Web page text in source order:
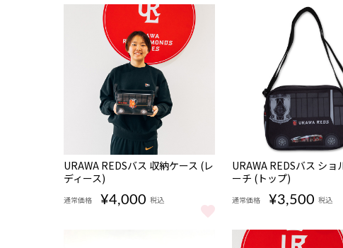
URAWA REDSバス 収納ケース (レ
ディース)
通常価格 ¥4,000 税込
URAWA REDSバス 収納ケース (レディース) をもっと見る
URAWA REDSバス ショ
ーチ (トップ)
通常価格 ¥3,500 税込
URAWA REDSバス シ